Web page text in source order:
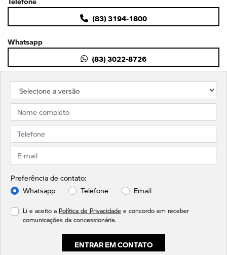
Preferência de contato:
Whatsapp
Telefone Email
Li e aceito a Política de Privacidade e concordo em receber
comunicações da concessionária.
ENTRAR EM CONTATO
(83) 3194-1800
Whatsapp
(83) 3022-8726